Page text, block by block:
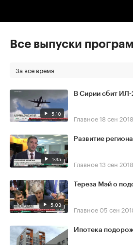
Все выпуски
За все время
5:10
В Сирии сбит ИЛ-
Главное18 сен
1:35
Развитие региона
Главное13 сен
5:03
Тереза Мэй о
Главное 05 сен
Ипотека